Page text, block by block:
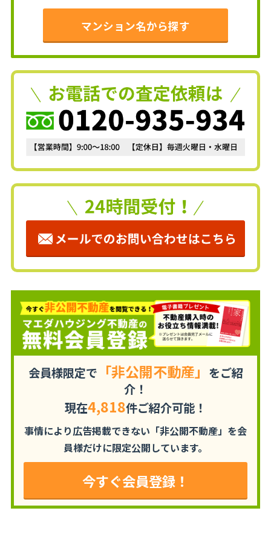
マンション名から探す
会員様限定で 「非公開不動産」 をご紹
介！
現在4,818件ご紹介可能！
事情により広告掲載できない「非公開不動産」を会
員様だけに限定公開しています。
今すぐ会員登録！